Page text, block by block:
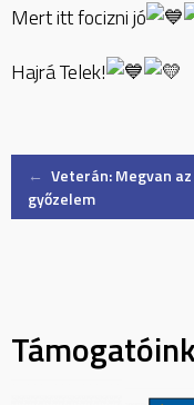
Mert itt focizni jó
Hajrá Telek!
Post
← Veterán: Megvan
győzelem